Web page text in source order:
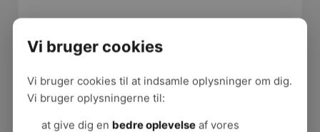
Værktøjet giver gode råd til, hvordan
ved implementering af ny teknologi og på den måde
medvirke til, at den nye teknologi både løser
opgaven og styrker arbejdsmiljøet.
Vi bruger cookies
Vi bruger cookies til at indsamle oplysninger om dig.
Vi bruger oplysningerne til:
at give dig en bedre oplevelseaf vores